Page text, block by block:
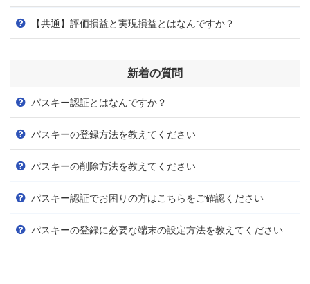
【共通】評価損益と実現損益とはなんですか？
新着の質問
パスキー認証とはなんですか？
パスキーの登録方法を教えてください
パスキーの削除方法を教えてください
パスキー認証でお困りの方はこちらをご確認ください
パスキーの登録に必要な端末の設定方法を教えてください